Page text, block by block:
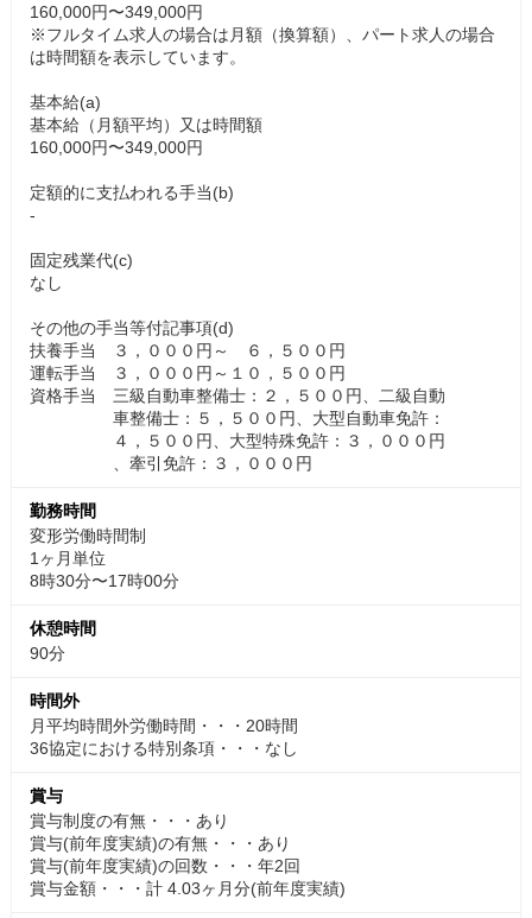
160,000円〜349,000円
※フルタイム求人の場合は月額（換算額）、パート求人の場合
は時間額を表示しています。
基本給(a)
基本給（月額平均）又は時間額
160,000円〜349,000円
定額的に支払われる手当(b)
-
固定残業代(c)
なし
その他の手当等付記事項(d)
扶養手当 ３，０００円～ ６，５００円
運転手当 ３，０００円～１０，５００円
資格手当 三級自動車整備士：２，５００円、二級自動
車整備士：５，５００円、大型自動車免許：
４，５００円、大型特殊免許：３，０００円
、牽引免許：３，０００円
勤務時間
変形労働時間制
1ヶ月単位
8時30分〜17時00分
休憩時間
90分
時間外
月平均時間外労働時間・・・20時間
36協定における特別条項・・・なし
賞与
賞与制度の有無・・・あり
賞与(前年度実績)の有無・・・あり
賞与(前年度実績)の回数・・・年2回
賞与金額・・・計 4.03ヶ月分(前年度実績)